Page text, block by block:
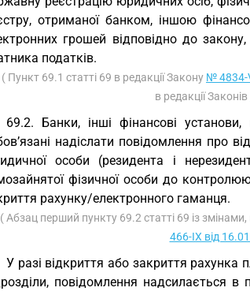
отриманої банком, іншою
грошей відповідно до
податків.
( Пункт 69.1 статті 69 в редакції Закону № 4834-
в редакції Законів
69.2. Банки, інші фінансові установи,
надіслати повідомлення про
особи (резидента і
фізичної особи до
рахунку/електронного гаманця.
( Абзац перший пункту 69.2 статті 69 із
466-IX від
У разі відкриття або закриття рахунка
повідомлення надсилається